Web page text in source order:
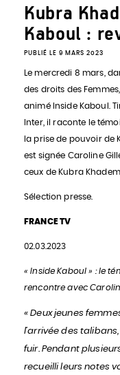
Kubra
Kaboul :
PUBLIÉ LE 9 MARS 2023
Le mercredi 8 mars,
des droits des
animé Inside Kaboul.
Inter, il raconte le
la prise de pouvoir de
est signée Caroline
ceux de Kubra
Sélection presse.
FRANCE TV
02.03.2023
« Inside Kaboul » : le
rencontre avec
« Deux jeunes
l’arrivée des
fuir. Pendant
recueilli leurs notes